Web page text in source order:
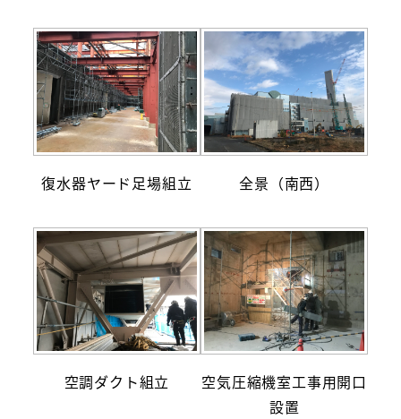
復水器ヤード足場組立 全景（南西）
空調ダクト組立
空気圧縮機室工事用開口
設置